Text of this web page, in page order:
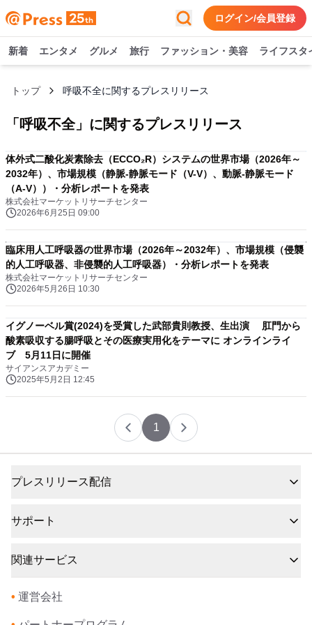
ログイン/会員登録
新着 エンタメ グルメ 旅行 ファッション・美容 ライフスタ
トップ 呼吸不全に関するプレスリリース
「 呼吸不全」に関するプレスリリース
体外式二酸化炭素除去（ECCO₂R）システムの世界市場（2026年～
2032年）、市場規模（静脈-静脈モード（V-V）、動脈-静脈モード
（A-V））・分析レポートを発表
株式会社マーケットリサーチセンター
2026年6月25日 09:00
臨床用人工呼吸器の世界市場（2026年～2032年）、市場規模（侵襲
的人工呼吸器、非侵襲的人工呼吸器）・分析レポートを発表
株式会社マーケットリサーチセンター
2026年5月26日 10:30
イグノーベル賞(2024)を受賞した武部貴則教授、生出演 肛門から
酸素吸収する腸呼吸とその医療実用化をテーマに オンラインライ
ブ 5月11日に開催
サイアンスアカデミー
2025年5月2日 12:45
1
プレスリリース配信
サポート
関連サービス
• 運営会社